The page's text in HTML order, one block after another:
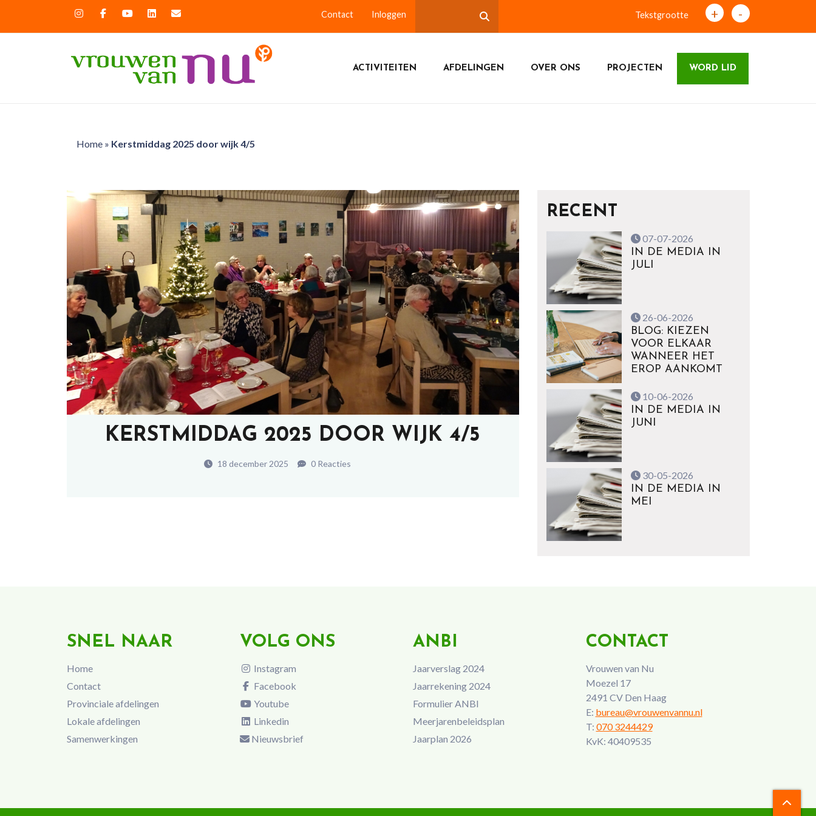
Contact Inloggen Tekstgrootte + -
ACTIVITEITEN AFDELINGEN OVER ONS PROJECTEN WORD LID
Home» Kerstmiddag 2025 door wijk 4/5
KERSTMIDDAG 2025 DOOR WIJK 4/5
18 december 2025 0 Reacties
RECENT
07-07-2026
IN DE MEDIA IN
JULI
26-06-2026
BLOG: KIEZEN
VOOR ELKAAR
WANNEER HET
EROP AANKOMT
10-06-2026
IN DE MEDIA IN
JUNI
30-05-2026
IN DE MEDIA IN
MEI
SNEL NAAR
Home
Contact
Provinciale afdelingen
Lokale afdelingen
Samenwerkingen
VOLG ONS
Instagram
Facebook
Youtube
Linkedin
Nieuwsbrief
ANBI
Jaarverslag 2024
Jaarrekening 2024
Formulier ANBI
Meerjarenbeleidsplan
Jaarplan 2026
CONTACT
Vrouwen van Nu
Moezel 17
2491 CV Den Haag
E: bureau@vrouwenvannu.nl
T: 070 3244429
KvK: 40409535